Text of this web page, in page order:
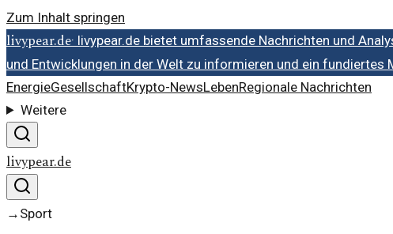
Zum Inhalt springen
livypear.de· livypear.de bietet umfassende Nachrichten und
und Entwicklungen in der Welt zu informieren und ein fundiertes
EnergieGesellschaftKrypto-NewsLebenRegionale Nachrichten
Weitere
livypear.de
→ Sport